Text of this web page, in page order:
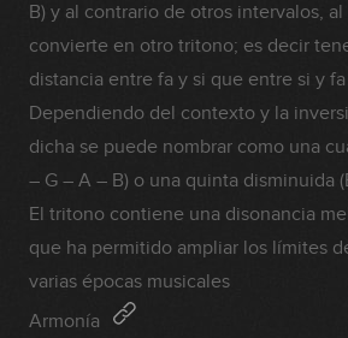
B) y al contrario de otros intervalos,
convierte en otro tritono; es decir
distancia entre fa y si que entre si y fa
Dependiendo del contexto y la
dicha se puede nombrar como una
– G – A – B) o una quinta disminuida
El tritono contiene una disonancia
que ha permitido ampliar los límites
varias épocas musicales
Armonía